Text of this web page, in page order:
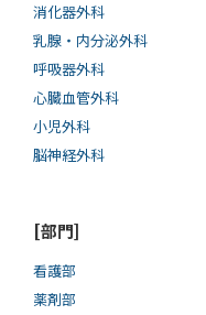
消化器外科
乳腺・内分泌外科
呼吸器外科
心臓血管外科
小児外科
脳神経外科
[部門]
看護部
薬剤部